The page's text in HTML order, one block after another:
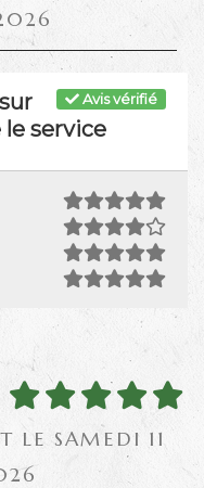
Avis vérifié
le service
LE SAMEDI 11